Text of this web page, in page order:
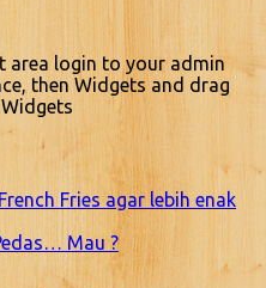
area login to your admin
then Widgets and drag
Fries agar lebih enak
Mau ?